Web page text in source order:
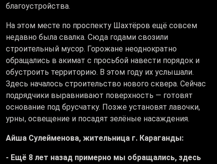
благоустройства.
На этом месте по проспекту Шахтёров ещё совсем
недавно была свалка. Сюда годами свозили
строительный мусор. Горожане неоднократно
обращались в акимат с просьбой навести порядок и
обустроить территорию. В этом году их услышали.
Здесь началось строительство нового сквера. Сейчас
подрядчики выравнивают поверхность — готовят
основание под брусчатку. Позже установят лавочки,
урны, освещение и посадят зелёные насаждения.
Айша Сулейменова, жительница г. Караганды:
- Ещё 8 лет назад примерно мы обращались, здесь